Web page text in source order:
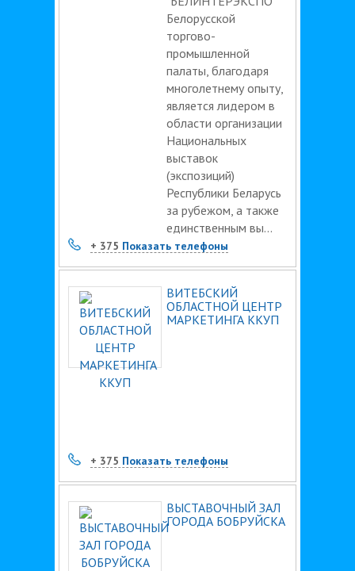
Белорусской
торгово-
промышленной
палаты, благодаря
многолетнему опыту,
является лидером в
области организации
Национальных
выставок
(экспозиций)
Республики Беларусь
за рубежом, а также
единственным вы...
+ 375 Показать телефоны
ВИТЕБСКИЙ
ОБЛАСТНОЙ ЦЕНТР
МАРКЕТИНГА ККУП
+ 375 Показать телефоны
ВЫСТАВОЧНЫЙ ЗАЛ
ГОРОДА БОБРУЙСКА